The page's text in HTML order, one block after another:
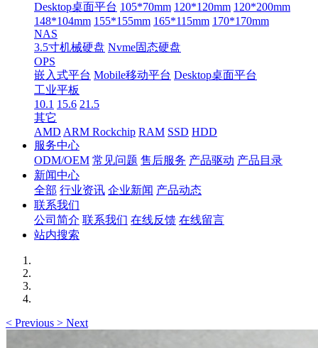
Desktop桌面平台 105*70mm 120*120mm 120*200mm
148*104mm 155*155mm 165*115mm 170*170mm
NAS
3.5寸机械硬盘 Nvme固态硬盘
OPS
嵌入式平台 Mobile移动平台 Desktop桌面平台
工业平板
10.1 15.6 21.5
其它
AMD ARM Rockchip RAM SSD HDD
服务中心
ODM/OEM 常见问题 售后服务 产品驱动 产品目录
新闻中心
全部 行业资讯 企业新闻 产品动态
联系我们
公司简介 联系我们 在线反馈 在线留言
站内搜索
< Previous > Next